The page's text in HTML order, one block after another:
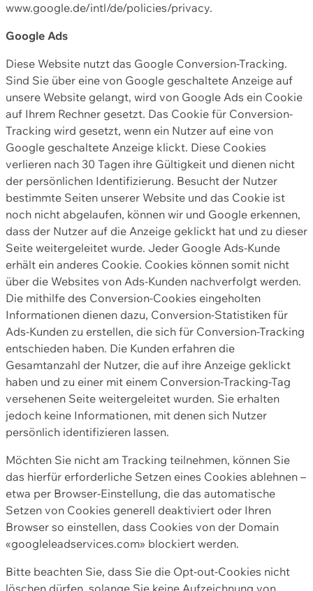
www.google.de/intl/de/policies/privacy.
Google Ads
Diese Website nutzt das Google Conversion-Tracking.
Sind Sie über eine von Google geschaltete Anzeige auf
unsere Website gelangt, wird von Google Ads ein Cookie
auf Ihrem Rechner gesetzt. Das Cookie für Conversion-
Tracking wird gesetzt, wenn ein Nutzer auf eine von
Google geschaltete Anzeige klickt. Diese Cookies
verlieren nach 30 Tagen ihre Gültigkeit und dienen nicht
der persönlichen Identifizierung. Besucht der Nutzer
bestimmte Seiten unserer Website und das Cookie ist
noch nicht abgelaufen, können wir und Google erkennen,
dass der Nutzer auf die Anzeige geklickt hat und zu dieser
Seite weitergeleitet wurde. Jeder Google Ads-Kunde
erhält ein anderes Cookie. Cookies können somit nicht
über die Websites von Ads-Kunden nachverfolgt werden.
Die mithilfe des Conversion-Cookies eingeholten
Informationen dienen dazu, Conversion-Statistiken für
Ads-Kunden zu erstellen, die sich für Conversion-Tracking
entschieden haben. Die Kunden erfahren die
Gesamtanzahl der Nutzer, die auf ihre Anzeige geklickt
haben und zu einer mit einem Conversion-Tracking-Tag
versehenen Seite weitergeleitet wurden. Sie erhalten
jedoch keine Informationen, mit denen sich Nutzer
persönlich identifizieren lassen.
Möchten Sie nicht am Tracking teilnehmen, können Sie
das hierfür erforderliche Setzen eines Cookies ablehnen –
etwa per Browser-Einstellung, die das automatische
Setzen von Cookies generell deaktiviert oder Ihren
Browser so einstellen, dass Cookies von der Domain
«googleleadservices.com» blockiert werden.
Bitte beachten Sie, dass Sie die Opt-out-Cookies nicht